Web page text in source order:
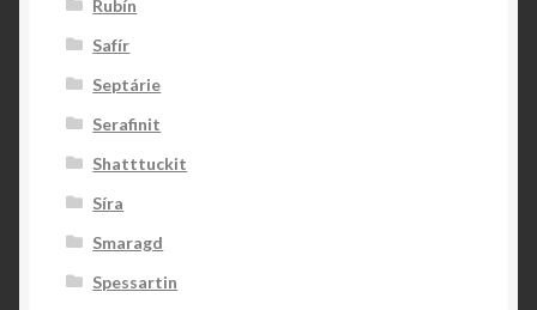
Rubín
Safír
Septárie
Serafinit
Shatttuckit
Síra
Smaragd
Spessartin